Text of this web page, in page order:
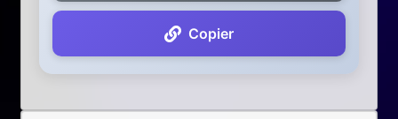
Copier